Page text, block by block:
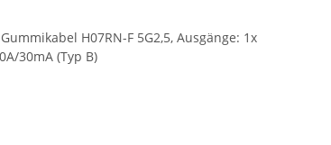
H07RN-F 5G2,5, Ausgänge: 1x
30mA (Typ B)